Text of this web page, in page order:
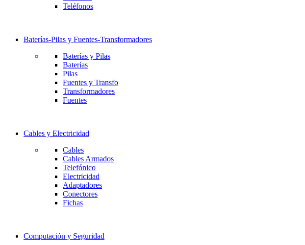
Teléfonos
Baterías-Pilas y Fuentes-Transformadores
Baterías y Pilas
Baterías
Pilas
Fuentes y Transfo
Transformadores
Fuentes
Cables y Electricidad
Cables
Cables Armados
Telefónico
Electricidad
Adaptadores
Conectores
Fichas
Computación y Seguridad